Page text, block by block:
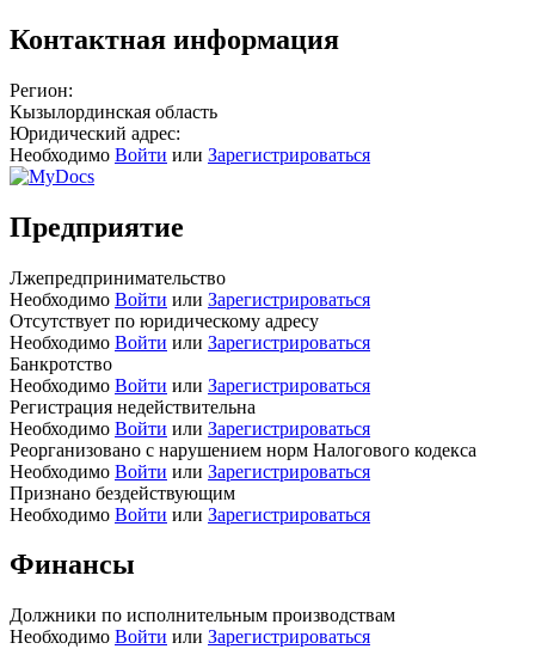
Контактная информация
Регион:
Кызылординская область
Юридический адрес:
Необходимо Войти или Зарегистрироваться
Предприятие
Лжепредпринимательство
Необходимо Войти или Зарегистрироваться
Отсутствует по юридическому адресу
Необходимо Войти или Зарегистрироваться
Банкротство
Необходимо Войти или Зарегистрироваться
Регистрация недействительна
Необходимо Войти или Зарегистрироваться
Реорганизовано с нарушением норм Налогового кодекса
Необходимо Войти или Зарегистрироваться
Признано бездействующим
Необходимо Войти или Зарегистрироваться
Финансы
Должники по исполнительным производствам
Необходимо Войти или Зарегистрироваться